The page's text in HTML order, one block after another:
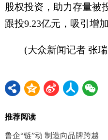
股权投资，助力存量被
跟投9.23亿元，吸引增
(大众新闻记者 张瑞
推荐阅读
鲁企“链”动 制造向品牌跨越